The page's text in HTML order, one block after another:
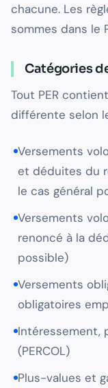
chacune. Les
sommes dans le
Catégories
Tout PER
différente selon
Versements
et déduites du
le cas général
Versements
renoncé à la
possible)
Versements
obligatoires
Intéressement,
(PERCOL)
Plus-values et